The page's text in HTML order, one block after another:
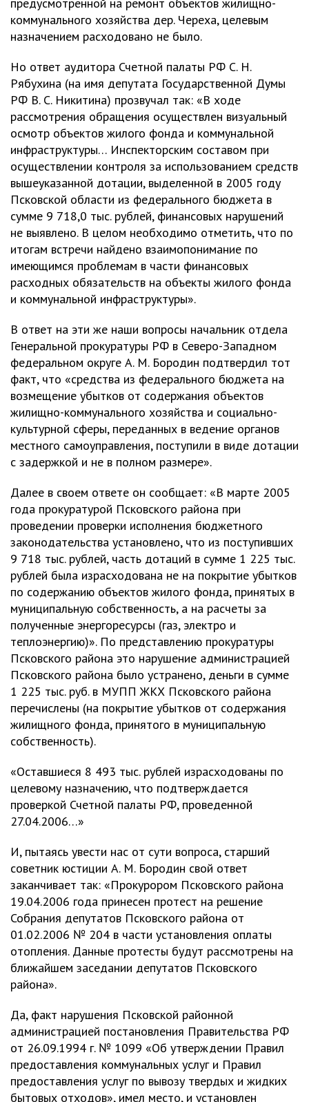
коммунального хозяйства дер. Череха, целевым
назначением расходовано не было.
Но ответ аудитора Счетной палаты РФ С. Н.
Рябухина (на имя депутата Государственной Думы
РФ В. С. Никитина) прозвучал так: «В ходе
рассмотрения обращения осуществлен визуальный
осмотр объектов жилого фонда и коммунальной
инфраструктуры… Инспекторским составом при
осуществлении контроля за использованием средств
вышеуказанной дотации, выделенной в 2005 году
Псковской области из федерального бюджета в
сумме 9 718,0 тыс. рублей, финансовых нарушений
не выявлено. В целом необходимо отметить, что по
итогам встречи найдено взаимопонимание по
имеющимся проблемам в части финансовых
расходных обязательств на объекты жилого фонда
и коммунальной инфраструктуры».
В ответ на эти же наши вопросы начальник отдела
Генеральной прокуратуры РФ в Северо-Западном
федеральном округе А. М. Бородин подтвердил тот
факт, что «средства из федерального бюджета на
возмещение убытков от содержания объектов
жилищно-коммунального хозяйства и социально-
культурной сферы, переданных в ведение органов
местного самоуправления, поступили в виде дотации
с задержкой и не в полном размере».
Далее в своем ответе он сообщает: «В марте 2005
года прокуратурой Псковского района при
проведении проверки исполнения бюджетного
законодательства установлено, что из поступивших
9 718 тыс. рублей, часть дотаций в сумме 1 225 тыс.
рублей была израсходована не на покрытие убытков
по содержанию объектов жилого фонда, принятых в
муниципальную собственность, а на расчеты за
полученные энергоресурсы (газ, электро и
теплоэнергию)». По представлению прокуратуры
Псковского района это нарушение администрацией
Псковского района было устранено, деньги в сумме
1 225 тыс. руб. в МУПП ЖКХ Псковского района
перечислены (на покрытие убытков от содержания
жилищного фонда, принятого в муниципальную
собственность).
«Оставшиеся 8 493 тыс. рублей израсходованы по
целевому назначению, что подтверждается
проверкой Счетной палаты РФ, проведенной
27.04.2006…»
И, пытаясь увести нас от сути вопроса, старший
советник юстиции А. М. Бородин свой ответ
заканчивает так: «Прокурором Псковского района
19.04.2006 года принесен протест на решение
Собрания депутатов Псковского района от
01.02.2006 № 204 в части установления оплаты
отопления. Данные протесты будут рассмотрены на
ближайшем заседании депутатов Псковского
района».
Да, факт нарушения Псковской районной
администрацией постановления Правительства РФ
от 26.09.1994 г. № 1099 «Об утверждении Правил
предоставления коммунальных услуг и Правил
предоставления услуг по вывозу твердых и жидких
бытовых отходов», имел место, и установлен